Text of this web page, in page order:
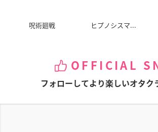
呪術廻戦 ヒプノシスマ...
OFFICIAL
フォローしてより楽しいオタク